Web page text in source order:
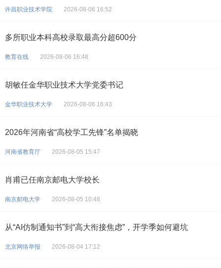
许昌职业技术学院 2026-08-06 16:52
多所职业本科高校录取最高分超600分
教育在线 2026-08-06 16:48
胡敏任金华职业技术大学党委书记
金华职业技术大学 2026-08-06 16:43
2026年河南省“高校学工先锋”名单揭晓
河南省教育厅 2026-08-05 15:47
肖甫已任南京邮电大学校长
南京邮电大学 2026-08-05 10:48
从“AI仿制通知书”到“高大衔接焦虑”，开学季如何避坑
北京网络举报 2026-08-04 17:12